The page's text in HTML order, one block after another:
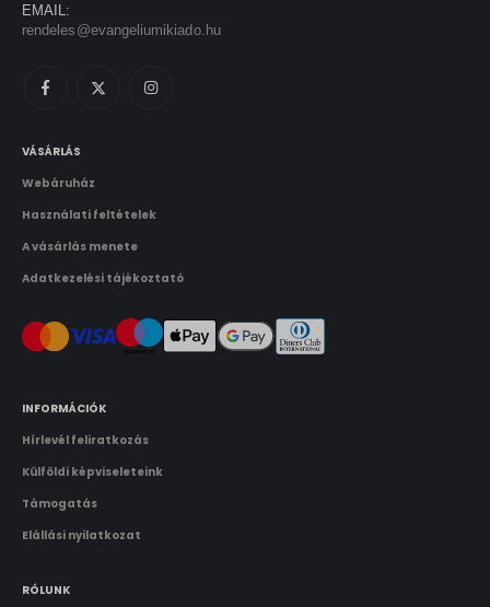
EMAIL:
rendeles@evangeliumikiado.hu
VÁSÁRLÁS
Webáruház
Használati feltételek
A vásárlás menete
Adatkezelési tájékoztató
INFORMÁCIÓK
Hírlevél feliratkozás
Külföldi képviseleteink
Támogatás
Elállási nyilatkozat
RÓLUNK